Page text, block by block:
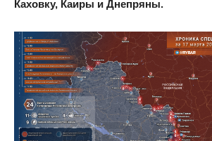
Каховку, Каиры и Днепряны.